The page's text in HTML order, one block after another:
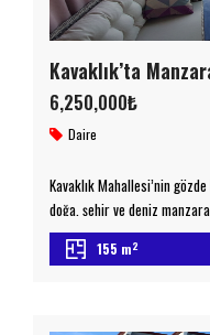
6,250,000₺
Daire
Kavaklık Mahallesi’nin
doğa, şehir ve deniz
Ereğli Doğa Koleji’nin
m² brüt ve 145 m² net
155 m2